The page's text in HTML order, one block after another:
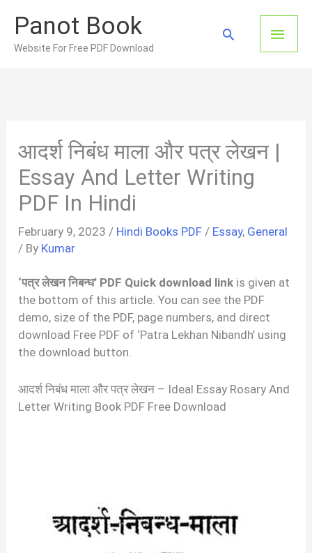
content
Panot Book
Website For Free PDF Download
Main
Search
आदर्श निबंध माला और पत्र लेखन |
Essay And Letter Writing
PDF In Hindi
February 9, 2023 / Hindi Books PDF / Essay, General
/ By Kumar
‘पत्र लेखन निबन्ध’ PDF Quick download link is given at
the bottom of this article. You can see the PDF
demo, size of the PDF, page numbers, and direct
download Free PDF of ‘Patra Lekhan Nibandh’ using
the download button.
आदर्श निबंध माला और पत्र लेखन – Ideal Essay Rosary And
Letter Writing Book PDF Free Download